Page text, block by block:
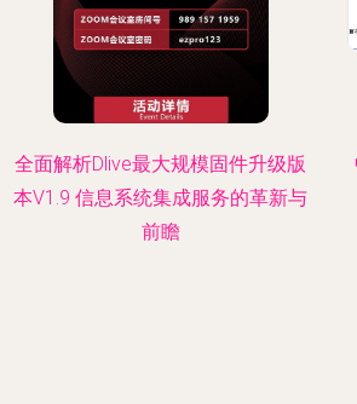
全面解析Dlive最大规模固件升级版
本V1.9 信息系统集成服务的革新与
前瞻